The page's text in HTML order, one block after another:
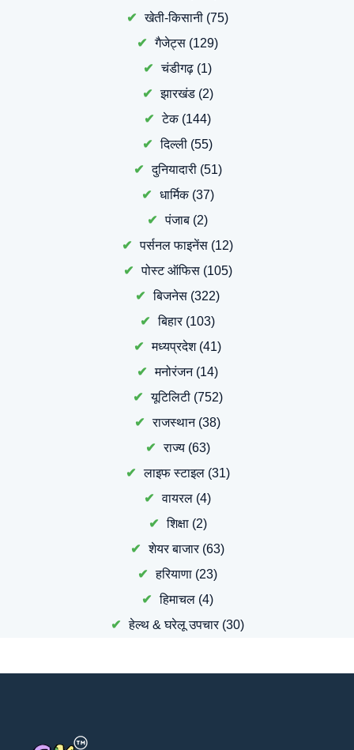
खेती-किसानी (75)
गैजेट्स (129)
चंडीगढ़ (1)
झारखंड(2)
टेक(144)
दिल्ली (55)
दुनियादारी(51)
धार्मिक(37)
पंजाब (2)
पर्सनल फाइनेंस (12)
पोस्ट ऑफिस(105)
बिजनेस (322)
बिहार(103)
मध्यप्रदेश(41)
मनोरंजन(14)
यूटिलिटी(752)
राजस्थान(38)
राज्य(63)
लाइफ स्टाइल(31)
वायरल (4)
शिक्षा(2)
शेयर बाजार(63)
हरियाणा (23)
हिमाचल (4)
हेल्थ & घरेलू उपचार(30)